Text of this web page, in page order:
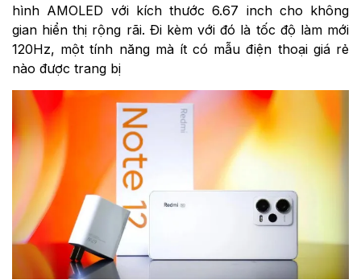
hình AMOLED với kích thước 6.67 inch cho không
gian hiển thị rộng rãi. Đi kèm với đó là tốc độ làm mới
120Hz, một tính năng mà ít có mẫu điện thoại giá rẻ
nào được trang bị